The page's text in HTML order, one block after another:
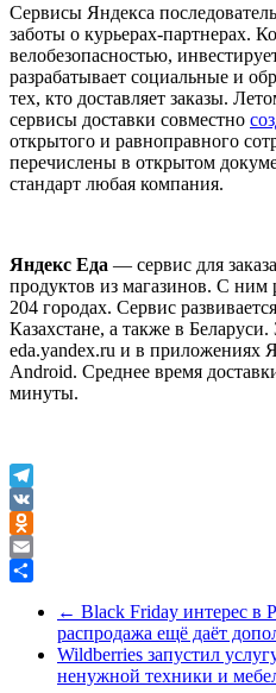
Сервисы Яндекса
заботы о курьерах-партнерах.
велобезопасностью,
разрабатывает социальные и
тех, кто доставляет заказы.
сервисы доставки совместно
открытого и равноправного
перечислены в открытом
стандарт любая компания.
Яндекс Еда — сервис для
продуктов из магазинов. С ним
204 городах. Сервис
Казахстане, а также в
eda.yandex.ru и в приложениях
Android. Среднее время
минуты.
Telegram
VK
Odnoklassniki
Email
← Black Friday интерес в
распродажа ещё даёт
Wildberries запустил
ненужной техники и